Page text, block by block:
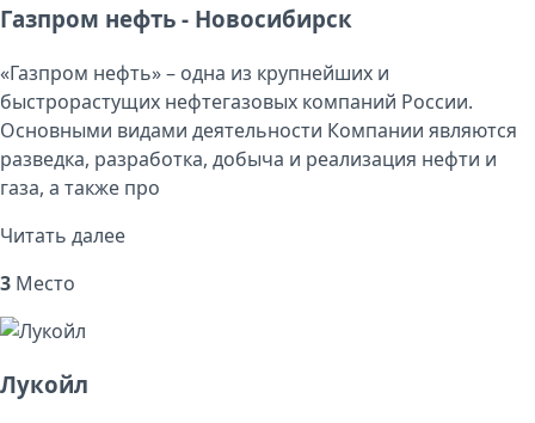
Газпром нефть - Новосибирск
«Газпром нефть» – одна из крупнейших и
быстрорастущих нефтегазовых компаний России.
Основными видами деятельности Компании являются
разведка, разработка, добыча и реализация нефти и
газа, а также про
Читать далее
3 Место
Лукойл